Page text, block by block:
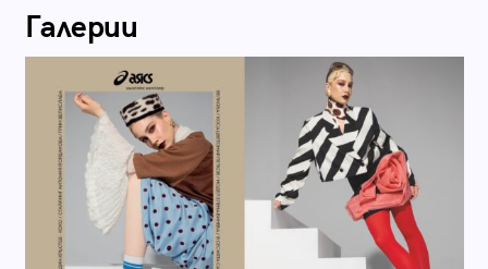
Галерии